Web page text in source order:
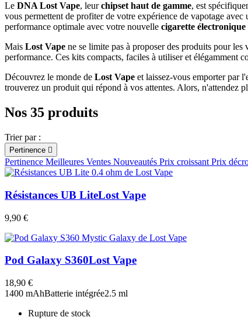
Le DNA Lost Vape, leurchipset haut de gamme, est
vous permettent de profiter de votre expérience de vapotage
performance optimale avec votre nouvelle cigarette électronique
Mais Lost Vape ne se limite pas à proposer des produits pour les
performance. Ces kits compacts, faciles à utiliser et élégamment
Découvrez le monde de Lost Vape et laissez-vous emporter par
trouverez un produit qui répond à vos attentes. Alors, n'attendez
Nos 35 produits
Trier par :
Pertinence 
Pertinence Meilleures Ventes Nouveautés Prix croissant Prix
Résistances UB LiteLost Vape
9,90 €
Pod Galaxy S360Lost Vape
18,90 €
1400 mAhBatterie intégrée2.5 ml
Rupture de stock